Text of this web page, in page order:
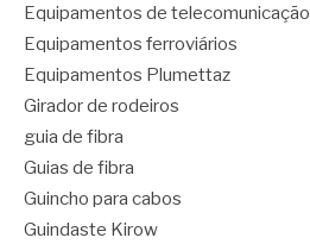
Equipamentos de telecomunicação
Equipamentos ferroviários
Equipamentos Plumettaz
Girador de rodeiros
guia de fibra
Guias de fibra
Guincho para cabos
Guindaste Kirow